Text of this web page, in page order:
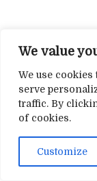
We value
We use
serve
traffic. By
of cookies.
Customize